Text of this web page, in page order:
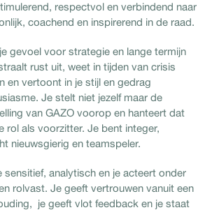
respectvol en verbindend naar
coachend en inspirerend in de raad.
gevoel voor strategie en lange termijn
rust uit, weet in tijden van crisis
en vertoont in je stijl en gedrag
Je stelt niet jezelf maar de
van GAZO voorop en hanteert dat
rol als voorzitter. Je bent integer,
nieuwsgierig en teamspeler.
sensitief, analytisch en je acteert onder
rolvast. Je geeft vertrouwen vanuit een
je geeft vlot feedback en je staat